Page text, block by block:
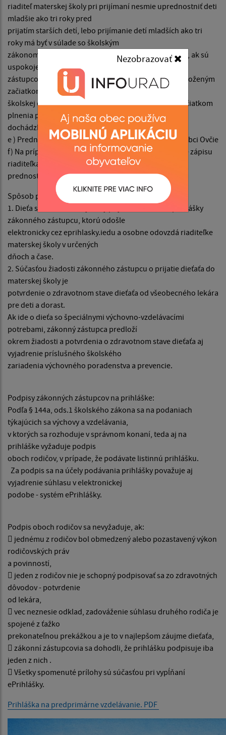
Nezobrazovať
riaditeľ materskej školy pri prijímaní nesmie uprednostniť deti
mladšie ako tri roky pred
prijatím starších detí, lebo prijímanie detí mladších ako tri
roky má byť v súlade so školským
zákonom výnimočné, tieto deti možno prijať len vtedy, ak sú
uspokojené žiadosti zákonných
zástupcov detí, ktoré dovŕšili piaty rok veku, detí s odloženým
začiatkom plnenia povinnej
školskej dochádzky a detí s dodatočne odloženým začiatkom
plnenia povinnej školskej
dochádzky.
e ) Prednostne sa prijímajú deti s trvalým pobytom v obci Ovčie
f) Na prípadné priebežne uvoľnené miesta po termíne zápisu
riaditeľka materskej školy
prednostne prijíma deti v zmysle bodu c), d).
Spôsob prijímania prihlášok a podmienky zápisu:
1. Dieťa sa do materskej školy prijíma na základe prihlášky
zákonného zástupcu, ktorú odošle
elektronicky cez eprihlasky.iedu a osobne odovzdá riaditeľke
materskej školy v určených
dňoch a čase.
2. Súčasťou žiadosti zákonného zástupcu o prijatie dieťaťa do
materskej školy je
potvrdenie o zdravotnom stave dieťaťa od všeobecného lekára
pre deti a dorast.
Ak ide o dieťa so špeciálnymi výchovno-vzdelávacími
potrebami, zákonný zástupca predloží
okrem žiadosti a potvrdenia o zdravotnom stave dieťaťa aj
vyjadrenie príslušného školského
zariadenia výchovného poradenstva a prevencie.
Podpisy zákonných zástupcov na prihláške:
Podľa § 144a, ods.1 školského zákona sa na podaniach
týkajúcich sa výchovy a vzdelávania,
v ktorých sa rozhoduje v správnom konaní, teda aj na
prihláške vyžaduje podpis
oboch rodičov, v prípade, že podávate listinnú prihlášku.
Za podpis sa na účely podávania prihlášky považuje aj
vyjadrenie súhlasu v elektronickej
podobe - systém ePrihlášky.
Podpis oboch rodičov sa nevyžaduje, ak:
 jednému z rodičov bol obmedzený alebo pozastavený výkon
rodičovských práv
a povinností,
 jeden z rodičov nie je schopný podpisovať sa zo zdravotných
dôvodov - potvrdenie
od lekára,
 vec neznesie odklad, zadováženie súhlasu druhého rodiča je
spojené z ťažko
prekonateľnou prekážkou a je to v najlepšom záujme dieťaťa,
 zákonní zástupcovia sa dohodli, že prihlášku podpisuje iba
jeden z nich .
 Všetky spomenuté prílohy sú súčasťou pri vypĺňaní
ePrihlášky.
Prihláška na predprimárne vzdelávanie. PDF